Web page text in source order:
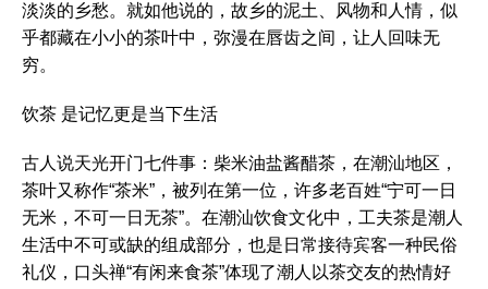
淡淡的乡愁。就如他说的，故乡的泥土、风物和人情，似
乎都藏在小小的茶叶中，弥漫在唇齿之间，让人回味无
穷。
饮茶 是记忆更是当下生活
古人说天光开门七件事：柴米油盐酱醋茶，在潮汕地区，
茶叶又称作“茶米”，被列在第一位，许多老百姓“宁可一日
无米，不可一日无茶”。在潮汕饮食文化中，工夫茶是潮人
生活中不可或缺的组成部分，也是日常接待宾客一种民俗
礼仪，口头禅“有闲来食茶”体现了潮人以茶交友的热情好